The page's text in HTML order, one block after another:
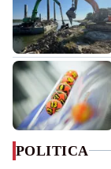
POLITICA